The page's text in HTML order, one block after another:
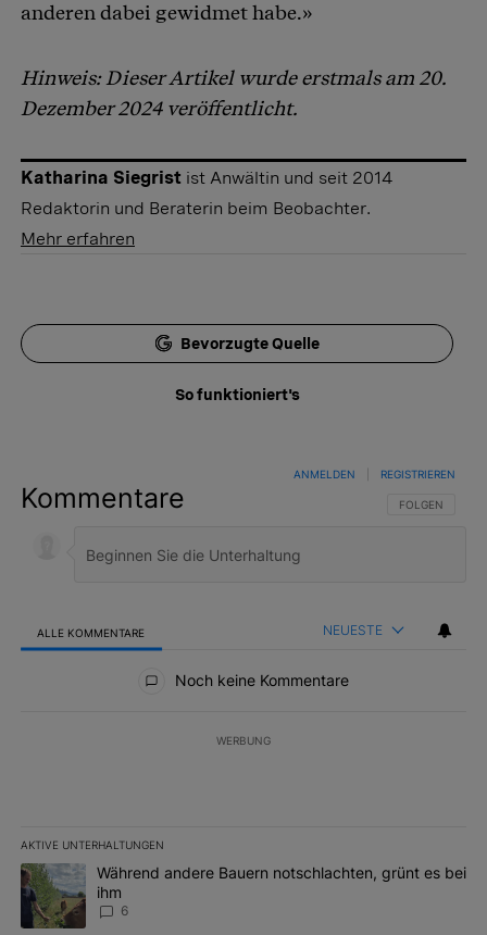
anderen dabei gewidmet habe.»
Hinweis: Dieser Artikel wurde erstmals am 20.
Dezember 2024 veröffentlicht.
Katharina Siegrist ist Anwältin und seit 2014
Redaktorin und Beraterin beim Beobachter.
Mehr erfahren
Bevorzugte Quelle
So funktioniert's
Kommentare FOLGE DIESER
FOLGEN
ANMELDEN REGISTRIEREN
ALLE KOMMENTARE NEUESTE
Noch keine Kommentare
WERBUNG
AKTIVE UNTERHALTUNGEN
Das Folgende ist eine Liste der am meisten kommentierten
Ein Trendartikel mit dem Titel "Während andere Bauern
Während andere Bauern notschlachten, grünt es bei
ihm
6